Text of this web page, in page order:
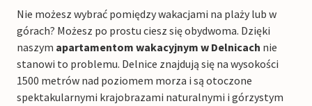
Nie możesz wybrać pomiędzy wakacjami na plaży lub w
górach? Możesz po prostu ciesz się obydwoma. Dzięki
naszym apartamentom wakacyjnym w Delnicach nie
stanowi to problemu. Delnice znajdują się na wysokości
1500 metrów nad poziomem morza i są otoczone
spektakularnymi krajobrazami naturalnymi i górzystym